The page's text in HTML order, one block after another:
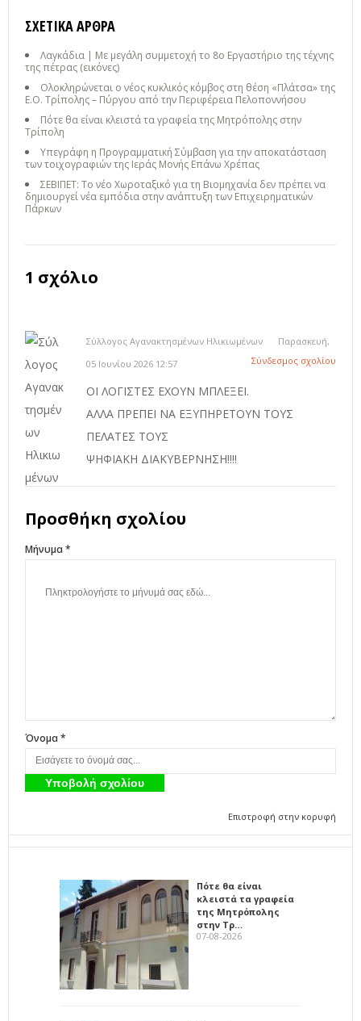
ΣΧΕΤΙΚΆ ΆΡΘΡΑ
Λαγκάδια | Με μεγάλη συμμετοχή το 8ο Εργαστήριο της τέχνης
της πέτρας (εικόνες)
Ολοκληρώνεται ο νέος κυκλικός κόμβος στη θέση «Πλάτσα» της
Ε.Ο. Τρίπολης – Πύργου από την Περιφέρεια Πελοποννήσου
Πότε θα είναι κλειστά τα γραφεία της Μητρόπολης στην
Τρίπολη
Υπεγράφη η Προγραμματική Σύμβαση για την αποκατάσταση
των τοιχογραφιών της Ιεράς Μονής Επάνω Χρέπας
ΣΕΒΙΠΕΤ: Το νέο Χωροταξικό για τη Βιομηχανία δεν πρέπει να
δημιουργεί νέα εμπόδια στην ανάπτυξη των Επιχειρηματικών
Πάρκων
1 σχόλιο
Σύλλογος Αγανακτησμένων Ηλικιωμένων
Παρασκευή,
05 Ιουνίου 2026 12:57
Σύνδεσμος σχολίου
ΟΙ ΛΟΓΙΣΤΕΣ ΕΧΟΥΝ ΜΠΛΕΞΕΙ.
ΑΛΛΑ ΠΡΕΠΕΙ ΝΑ ΕΞΥΠΗΡΕΤΟΥΝ ΤΟΥΣ
ΠΕΛΑΤΕΣ ΤΟΥΣ
ΨΗΦΙΑΚΗ ΔΙΑΚΥΒΕΡΝΗΣΗ!!!!
Προσθήκη σχολίου
Μήνυμα *
Όνομα *
Επιστροφή στην κορυφή
Πότε θα είναι
κλειστά τα γραφεία
της Μητρόπολης
στην Τρ…
07-08-2026